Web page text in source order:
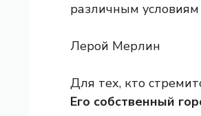
различным условиям
Лерой Мерлин
Для тех, кто
Его собственный